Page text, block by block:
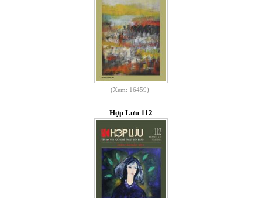
(Xem: 16459)
Hợp Lưu 112